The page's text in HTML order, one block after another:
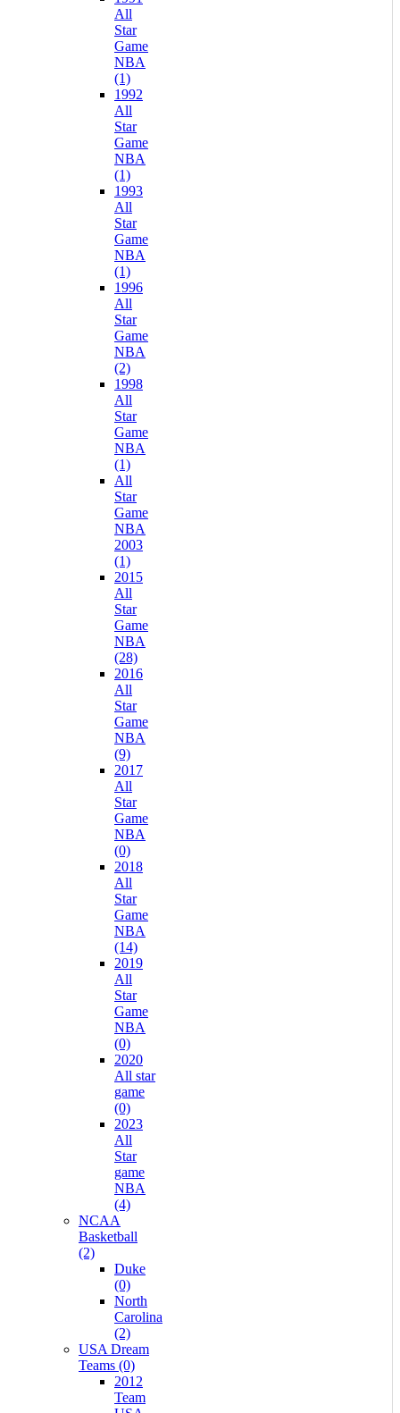
All
Star
Game
NBA
(1)
1992
All
Star
Game
NBA
(1)
1993
All
Star
Game
NBA
(1)
1996
All
Star
Game
NBA
(2)
1998
All
Star
Game
NBA
(1)
All
Star
Game
NBA
2003
(1)
2015
All
Star
Game
NBA
(28)
2016
All
Star
Game
NBA
(9)
2017
All
Star
Game
NBA
(0)
2018
All
Star
Game
NBA
(14)
2019
All
Star
Game
NBA
(0)
2020
All star
game
(0)
2023
All
Star
game
NBA
(4)
NCAA
Basketball
(2)
Duke
(0)
North
Carolina
(2)
USA Dream
Teams (0)
2012
Team